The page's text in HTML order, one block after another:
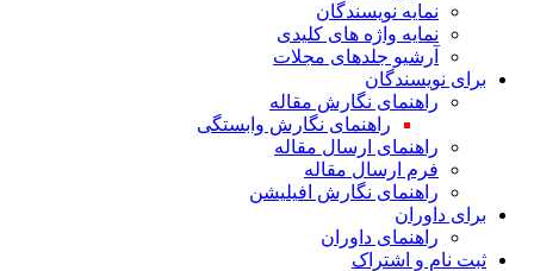
نمایه نویسندگان
نمایه واژه های کلیدی
آرشیو جلدهای مجلات
برای نویسندگان
راهنمای نگارش مقاله
راهنمای نگارش وابستگی
راهنمای ارسال مقاله
فرم ارسال مقاله
راهنمای نگارش افیلیشن
برای داوران
راهنمای داوران
ثبت نام و اشتراک